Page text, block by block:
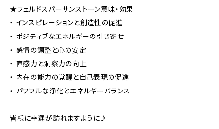
★フェルドスパーサンストーン意味・効果
・ インスピレーションと創造性の促進
・ ポジティブなエネルギーの引き寄せ
・ 感情の調整と心の安定
・ 直感力と洞察力の向上
・ 内在の能力の覚醒と自己表現の促進
・ パワフルな浄化とエネルギーバランス
皆様に幸運が訪れますように♪